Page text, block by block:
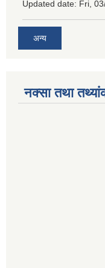
Updated date: Fri,
अन्य
नक्सा तथा